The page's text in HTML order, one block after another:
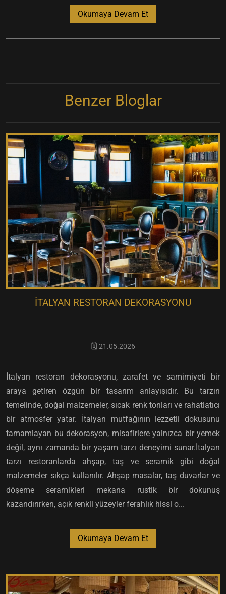
Okumaya Devam Et
Benzer Bloglar
İTALYAN RESTORAN DEKORASYONU
🗓️ 21.05.2026
İtalyan restoran dekorasyonu, zarafet ve samimiyeti bir
araya getiren özgün bir tasarım anlayışıdır. Bu tarzın
temelinde, doğal malzemeler, sıcak renk tonları ve rahatlatıcı
bir atmosfer yatar. İtalyan mutfağının lezzetli dokusunu
tamamlayan bu dekorasyon, misafirlere yalnızca bir yemek
değil, aynı zamanda bir yaşam tarzı deneyimi sunar.İtalyan
tarzı restoranlarda ahşap, taş ve seramik gibi doğal
malzemeler sıkça kullanılır. Ahşap masalar, taş duvarlar ve
döşeme seramikleri mekana rustik bir dokunuş
kazandırırken, açık renkli yüzeyler ferahlık hissi o...
Okumaya Devam Et